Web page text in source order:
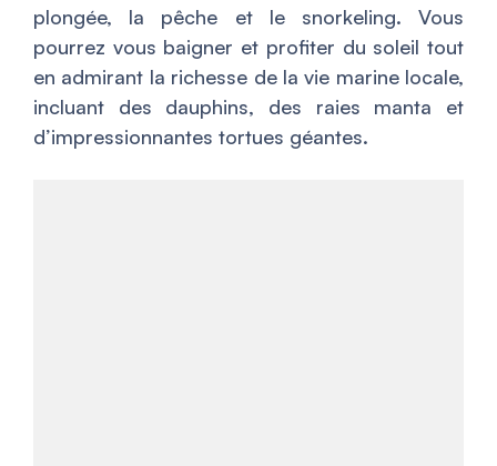
plongée, la pêche et le snorkeling. Vous
pourrez vous baigner et profiter du soleil tout
en admirant la richesse de la vie marine locale,
incluant des dauphins, des raies manta et
d’impressionnantes tortues géantes.